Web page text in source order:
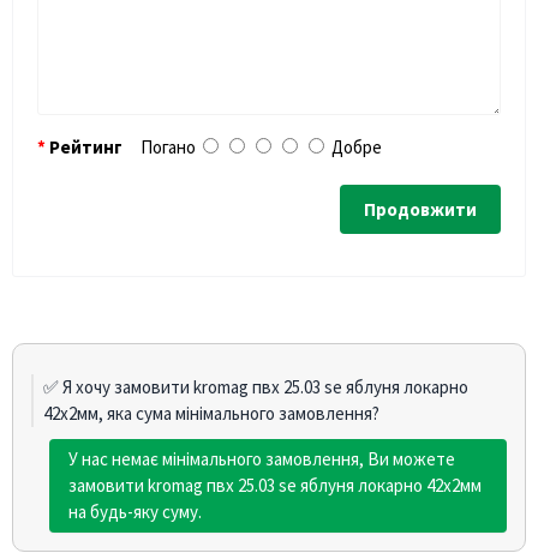
Рейтинг Погано Добре
Продовжити
✅ Я хочу замовити kromag пвх 25.03 sе яблуня локарно
42х2мм, яка сума мінімального замовлення?
У нас немає мінімального замовлення, Ви можете
замовити kromag пвх 25.03 sе яблуня локарно 42х2мм
на будь-яку суму.